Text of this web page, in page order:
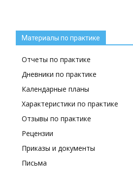
Материалы по практике
Отчеты по практике
Дневники по практике
Календарные планы
Характеристики по практике
Отзывы по практике
Рецензии
Приказы и документы
Письма